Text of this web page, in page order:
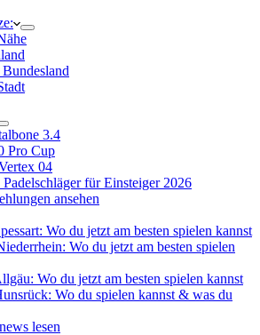
3.4
Pro Cup
04
Padelschläger für Einsteiger 2026
ansehen
Wo du jetzt am besten spielen kannst
Wo du jetzt am besten spielen
Wo du jetzt am besten spielen kannst
Wo du spielen kannst & was du
lesen